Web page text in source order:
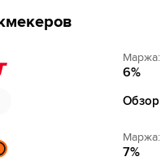
Маржа:
6%
Обзор
Маржа:
7%